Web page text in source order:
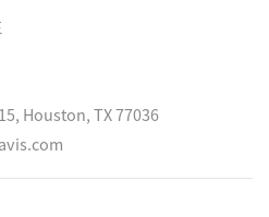
Houston, TX 77036